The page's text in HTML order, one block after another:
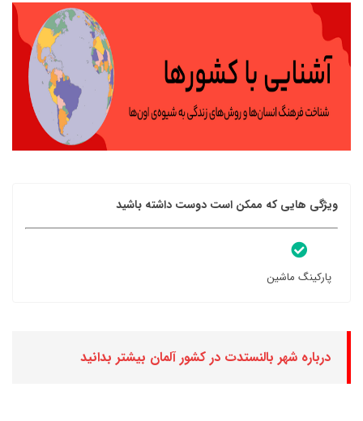
ویژگی هایی که ممکن است دوست داشته باشید
پارکینگ ماشین
درباره شهر بالنستدت در کشور آلمان بیشتر بدانید